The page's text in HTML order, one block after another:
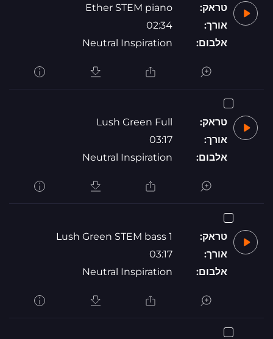
טראק:
Ether STEM piano
אורך:
02:34
אלבום:
Neutral Inspiration
טראק:
Lush Green Full
אורך:
03:17
אלבום:
Neutral Inspiration
טראק:
Lush Green STEM bass 1
אורך:
03:17
אלבום:
Neutral Inspiration